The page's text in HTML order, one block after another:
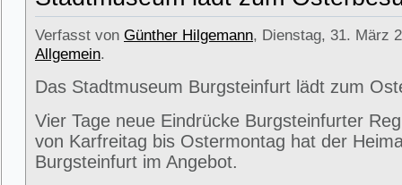
Verfasst von Günther Hilgemann, Dienstag, 31. März
Allgemein.
Das Stadtmuseum Burgsteinfurt lädt zum
Vier Tage neue Eindrücke Burgsteinfurter
von Karfreitag bis Ostermontag hat der
Burgsteinfurt im Angebot.